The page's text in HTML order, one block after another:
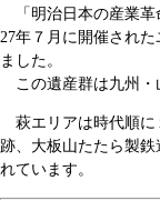
「明治日本の産業
27年７月に開催され
ました。
この遺産群は九州・
萩エリアは時代順に
跡、大板山たたら製
れています。